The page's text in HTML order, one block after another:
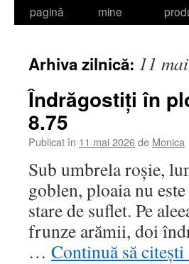
pagină
mine
Arhiva zilnică: 11
Îndrăgostiți în
8.75
Publicat în 11 mai 2026de Monica
Sub umbrela roșie,
goblen, ploaia nu
stare de suflet. Pe
frunze arămii, doi
… Continuă să citești